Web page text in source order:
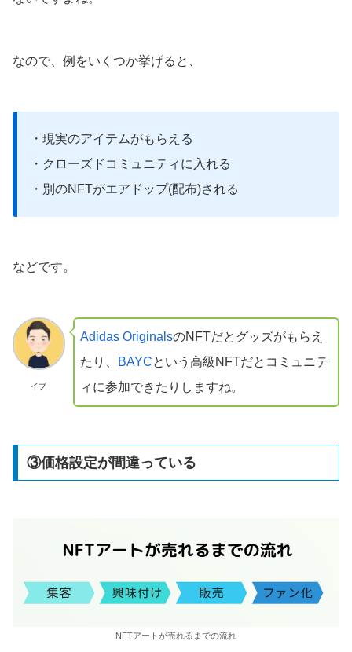
なので、例をいくつか挙げると、
・現実のアイテムがもらえる
・クローズドコミュニティに入れる
・別のNFTがエアドップ(配布)される
などです。
イブ
Adidas OriginalsのNFTだとグッズがもらえ
たり、
BAYCという高級NFTだとコミュニテ
ィに参加できたりしますね。
③価格設定が間違っている
NFTアートが売れるまでの流れ